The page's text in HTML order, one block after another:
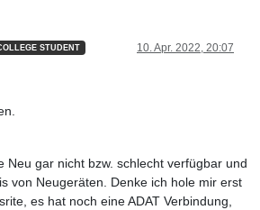
STUDENT 10. Apr. 2022, 20:07
Neu gar nicht bzw. schlecht verfügbar und
von Neugeräten. Denke ich hole mir erst
es hat noch eine ADAT Verbindung,